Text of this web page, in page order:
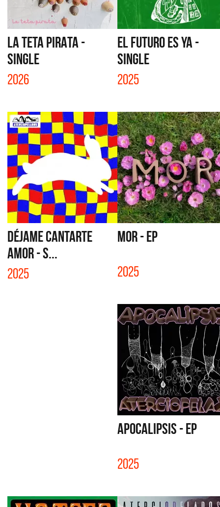
LA TETA PIRATA -
SINGLE
2026
EL FUTURO ES YA -
SINGLE
2025
DÉJAME CANTARTE
AMOR - S...
2025
MOR - EP
2025
APOCALIPSIS - EP
2025